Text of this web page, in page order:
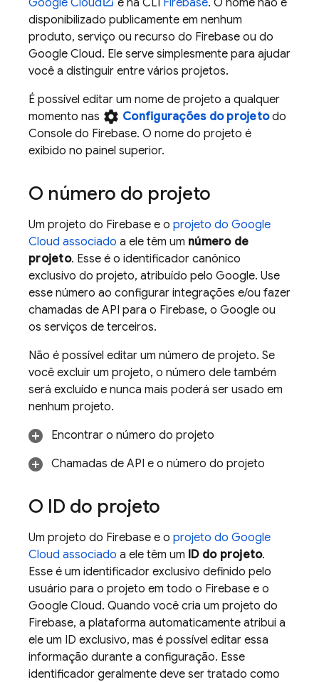
disponibilizado publicamente em nenhum
produto, serviço ou recurso do Firebase ou do
Google Cloud. Ele serve simplesmente para ajudar
você a distinguir entre vários projetos.
É possível editar um nome de projeto a qualquer
momento nas settings Configurações do projetodo
Console do Firebase. O nome do projeto é
exibido no painel superior.
O número do projeto
Um projeto do Firebase e o projeto do Google
Cloud associado a ele têm um número de
projeto. Esse é o identificador canônico
exclusivo do projeto, atribuído pelo Google. Use
esse número ao configurar integrações e/ou fazer
chamadas de API para o Firebase, o Google ou
os serviços de terceiros.
Não é possível editar um número de projeto. Se
você excluir um projeto, o número dele também
será excluído e nunca mais poderá ser usado em
nenhum projeto.
Encontrar o número do projeto
Chamadas de API e o número do projeto
O ID do projeto
Um projeto do Firebase e o projeto do Google
Cloud associado a ele têm um ID do projeto.
Esse é um identificador exclusivo definido pelo
usuário para o projeto em todo o Firebase e o
Google Cloud. Quando você cria um projeto do
Firebase, a plataforma automaticamente atribui a
ele um ID exclusivo, mas é possível editar essa
informação durante a configuração. Esse
identificador geralmente deve ser tratado como